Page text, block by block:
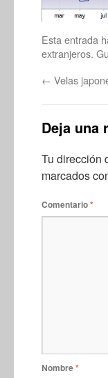
Esta entrada
extranjeros.
← Velas
Deja una
Tu dirección
marcados
Comentario*
Nombre*